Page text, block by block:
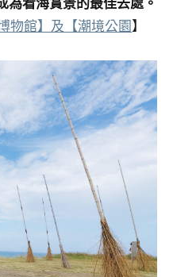
為看海賞景的最佳去處。
物館】及【潮境公園 】